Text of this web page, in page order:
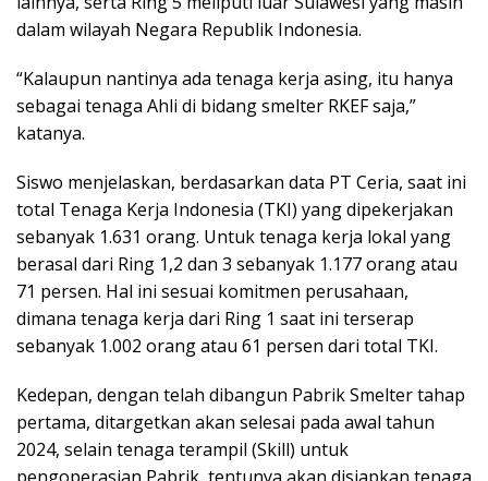
dalam wilayah Negara Republik Indonesia.
“Kalaupun nantinya ada tenaga kerja asing, itu hanya
sebagai tenaga Ahli di bidang smelter RKEF saja,”
katanya.
Siswo menjelaskan, berdasarkan data PT Ceria, saat ini
total Tenaga Kerja Indonesia (TKI) yang dipekerjakan
sebanyak 1.631 orang. Untuk tenaga kerja lokal yang
berasal dari Ring 1,2 dan 3 sebanyak 1.177 orang atau
71 persen. Hal ini sesuai komitmen perusahaan,
dimana tenaga kerja dari Ring 1 saat ini terserap
sebanyak 1.002 orang atau 61 persen dari total TKI.
Kedepan, dengan telah dibangun Pabrik Smelter tahap
pertama, ditargetkan akan selesai pada awal tahun
2024, selain tenaga terampil (Skill) untuk